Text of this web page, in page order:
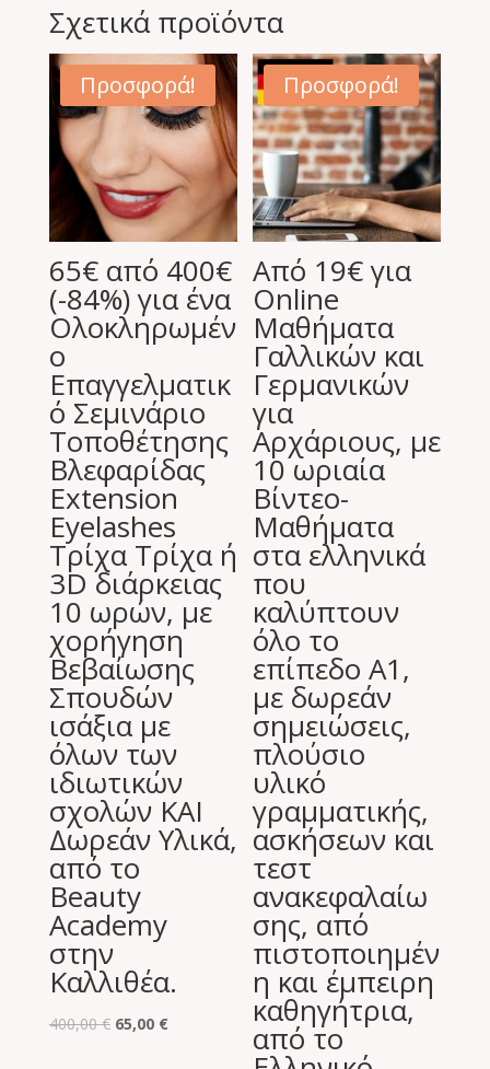
Σχετικά προϊόντα
Προσφορά!
65€ από 400€
(-84%) για ένα
Ολοκληρωμέν
ο
Επαγγελματικ
ό Σεμινάριο
Τοποθέτησης
Βλεφαρίδας
Extension
Eyelashes
Τρίχα Τρίχα ή
3D διάρκειας
10 ωρών, με
χορήγηση
Βεβαίωσης
Σπουδών
ισάξια με
όλων των
ιδιωτικών
σχολών ΚΑΙ
Δωρεάν Υλικά,
από το
Beauty
Academy
στην
Καλλιθέα.
400,00€ Original
65,00 €Η
Προσφορά!
Από 19€ για
Online
Μαθήματα
Γαλλικών και
Γερμανικών
για
Αρχάριους, με
10 ωριαία
Bίντεο-
Mαθήματα
στα ελληνικά
που
καλύπτουν
όλο το
επίπεδο Α1,
με δωρεάν
σημειώσεις,
πλούσιο
υλικό
γραμματικής,
ασκήσεων και
τεστ
ανακεφαλαίω
σης, από
πιστοποιημέν
η και έμπειρη
καθηγήτρια,
από το